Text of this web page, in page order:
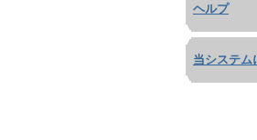
ヘルプ
当システム